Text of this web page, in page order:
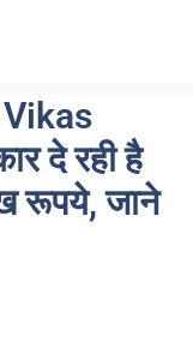
दे रही है
रूपये, जाने